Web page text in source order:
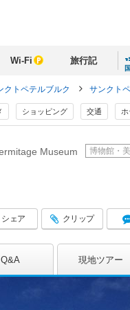
Wi-Fi 旅行記
クトペテルブルク サンクト
ショッピング 交通
Museum 博物館・
シェア クリップ
Q&A 現地ツアー